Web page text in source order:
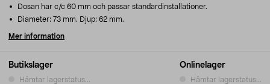
Butikslager
Hämtar lagerstatus...
Onlinelager
Hämtar lagerstatus...
Dosan har c/c 60 mm och passar standardinstallationer.
Diameter: 73 mm. Djup: 62 mm.
Mer information